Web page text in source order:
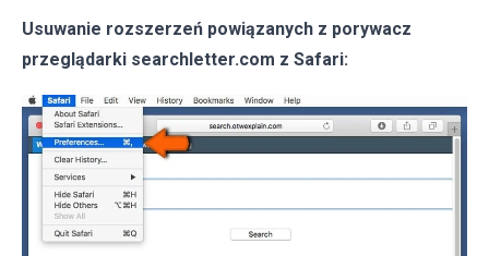
Usuwanie rozszerzeń powiązanych z porywacz
przeglądarki searchletter.com z Safari: